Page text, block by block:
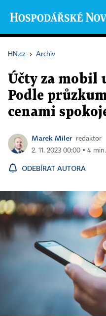
HN.cz › Archiv
Účty za mobil
Podle
cenami
Marek Miler
redaktor
2. 11. 2023 00:00 ▪ 4
ODEBÍRAT AUTORA